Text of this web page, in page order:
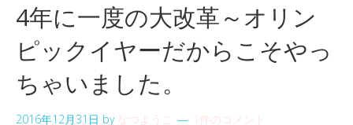
4年に一度の大改革～オリン
ピックイヤーだからこそやっ
ちゃいました。
2016年12月31日 by なつようこ 1件のコメント